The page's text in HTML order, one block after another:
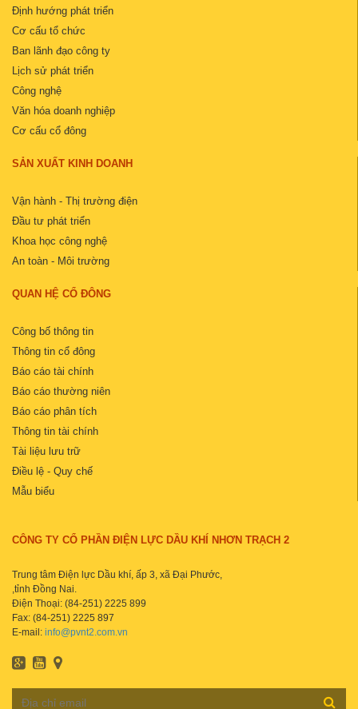
Định hướng phát triển
Cơ cấu tổ chức
Ban lãnh đạo công ty
Lịch sử phát triển
Công nghệ
Văn hóa doanh nghiệp
Cơ cấu cổ đông
SẢN XUẤT KINH DOANH
Vận hành - Thị trường điện
Đầu tư phát triển
Khoa học công nghệ
An toàn - Môi trường
QUAN HỆ CỔ ĐÔNG
Công bố thông tin
Thông tin cổ đông
Báo cáo tài chính
Báo cáo thường niên
Báo cáo phân tích
Thông tin tài chính
Tài liệu lưu trữ
Điều lệ - Quy chế
Mẫu biểu
CÔNG TY CỔ PHẦN ĐIỆN LỰC DẦU KHÍ NHƠN TRẠCH 2
Trung tâm Điện lực Dầu khí, ấp 3, xã Đại Phước,
,tỉnh Đồng Nai.
Điện Thoại: (84-251) 2225 899
Fax: (84-251) 2225 897
E-mail: info@pvnt2.com.vn